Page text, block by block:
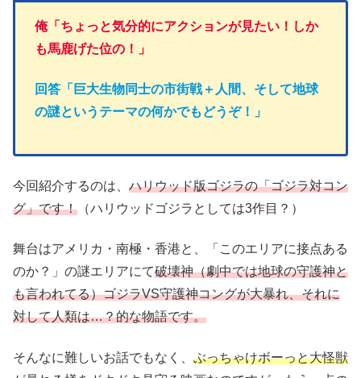
俺「ちょっと気分的にアクションが見たい！しか
も馬鹿げた位の！」
回答「巨大生物同士の市街戦＋人間、そして地球
の謎というテーマの何かでもどうぞ！」
今回紹介するのは、 ハリウッド版ゴジラの「ゴジラ対コン
グ」です！ （ハリウッドゴジラとしては3作目？）
舞台はアメリカ・南極・香港と、「このエリアに接点ある
のか？」の謎エリアにて破壊神（劇中では地球の守護神と
も言われてる）ゴジラVS守護神コングが大暴れ、それに
対して人類は…？的な物語です。
そんなに難しいお話でもなく、 ぶっちゃけボーっと大怪獣